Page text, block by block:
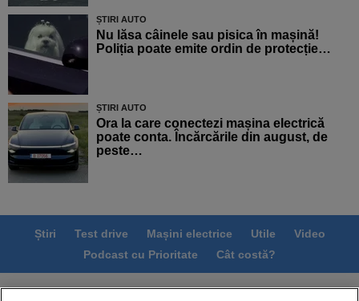
ȘTIRI AUTO
Nu lăsa câinele sau pisica în mașină!
Poliția poate emite ordin de protecție…
ȘTIRI AUTO
Ora la care conectezi mașina electrică
poate conta. Încărcările din august, de
peste…
Știri Test drive Mașini electrice Utile
Video
Podcast cu Prioritate
Cât costă?
Termeni si conditii Politica de confidentialitate